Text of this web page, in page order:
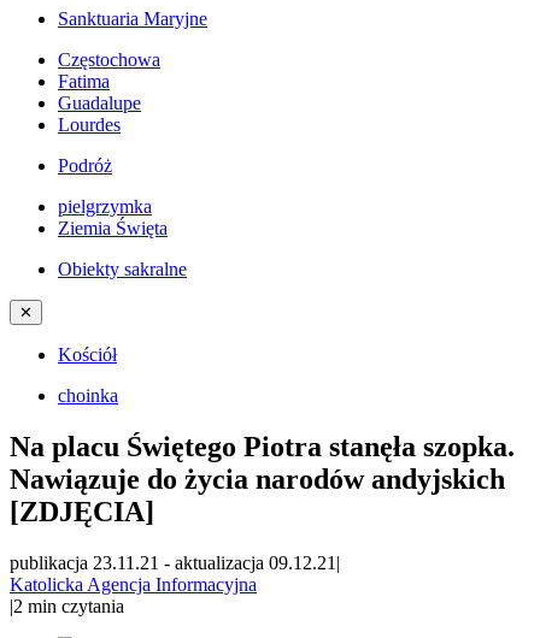
Sanktuaria Maryjne
Częstochowa
Fatima
Guadalupe
Lourdes
Podróż
pielgrzymka
Ziemia Święta
Obiekty sakralne
✕
Kościół
choinka
Na placu Świętego Piotra stanęła szopka.
Nawiązuje do życia narodów andyjskich
[ZDJĘCIA]
publikacja 23.11.21 - aktualizacja 09.12.21 |
Katolicka Agencja Informacyjna
|2 min czytania